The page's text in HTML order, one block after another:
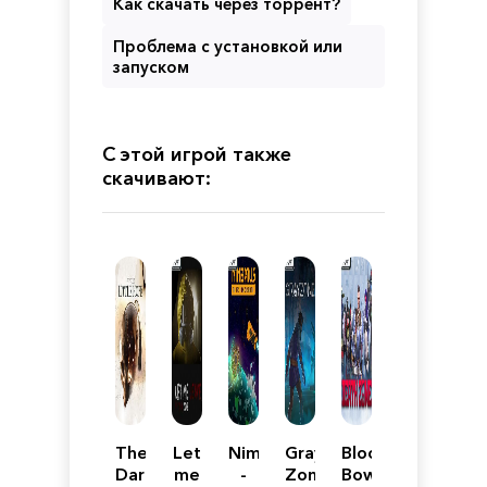
Проблема с установкой или
запуском
С этой игрой также
скачивают:
The
Dark
Let
me
Nimbatus
-
Gray
Zone
Blood
Bowl: